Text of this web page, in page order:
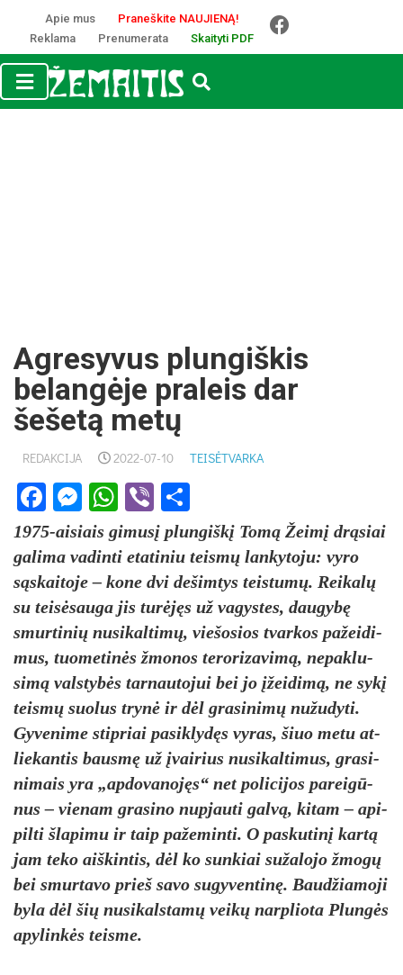
Apie mus
Praneškite NAUJIENĄ!
Reklama
Prenumerata Skaityti PDF
Agresyvus plungiškis
belangėje praleis dar
šešetą metų
REDAKCIJA 2022-07-10 TEISĖTVARKA
Facebook
Messenger
WhatsApp
Viber
1975-ai­siais gi­musį plun­giškį Tomą Žeimį drąsiai
ga­li­ma va­din­ti eta­ti­niu teismų lan­ky­to­ju: vy­ro
sąskai­to­je – ko­ne dvi de­šim­tys teis­tumų. Rei­kalų
su teisė­sau­ga jis turėjęs už va­gys­tes, dau­gybę
smur­ti­nių nu­si­kal­timų, vie­šo­sios tvar­kos pa­žei­di­
mus, tuo­me­tinės žmo­nos te­ro­ri­za­vimą, ne­pak­lu­
simą vals­tybės tar­nau­to­jui bei jo įžei­dimą, ne sykį
teismų suo­lus trynė ir dėl gra­si­nimų nu­žu­dy­ti.
Gy­ve­ni­me stip­riai pa­si­klydęs vy­ras, šiuo me­tu at­
lie­kan­tis bausmę už įvai­rius nu­si­kal­ti­mus, gra­si­
ni­mais yra „ap­do­va­nojęs“ net po­li­ci­jos pa­reigū­
nus – vie­nam gra­si­no nu­pjau­ti galvą, ki­tam – api­
pil­ti šla­pi­mu ir taip pa­že­min­ti. O pa­sku­tinį kartą
jam te­ko aiš­kin­tis, dėl ko sun­kiai su­ža­lo­jo žmogų
bei smur­ta­vo prie­š sa­vo su­gy­ven­tinę. Baud­žia­mo­ji
by­la dėl šių nu­si­kals­tamų veikų narp­lio­ta Plungės
apy­linkės teis­me.